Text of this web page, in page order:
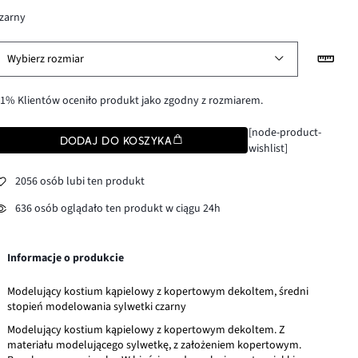
Wybierz rozmiar
Klientów oceniło produkt jako zgodny z rozmiarem.
DODAJ DO KOSZYKA
[node-product-
wishlist]
2056 osób lubi ten produkt
636 osób oglądało ten produkt w ciągu 24h
Informacje o produkcie
Modelujący kostium kąpielowy z kopertowym dekoltem, średni
stopień modelowania sylwetki czarny
Modelujący kostium kąpielowy z kopertowym dekoltem. Z
materiału modelującego sylwetkę, z założeniem kopertowym.